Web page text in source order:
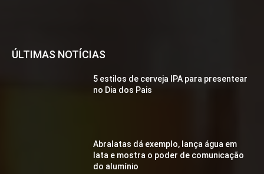
ÚLTIMAS NOTÍCIAS
5 estilos de cerveja IPA para presentear
no Dia dos Pais
Abralatas dá exemplo, lança água em
lata e mostra o poder de comunicação
do alumínio